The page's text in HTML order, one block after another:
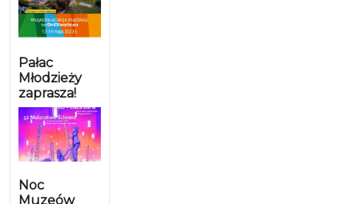
Pałac
Młodzieży
zaprasza!
Noc
Muzeów